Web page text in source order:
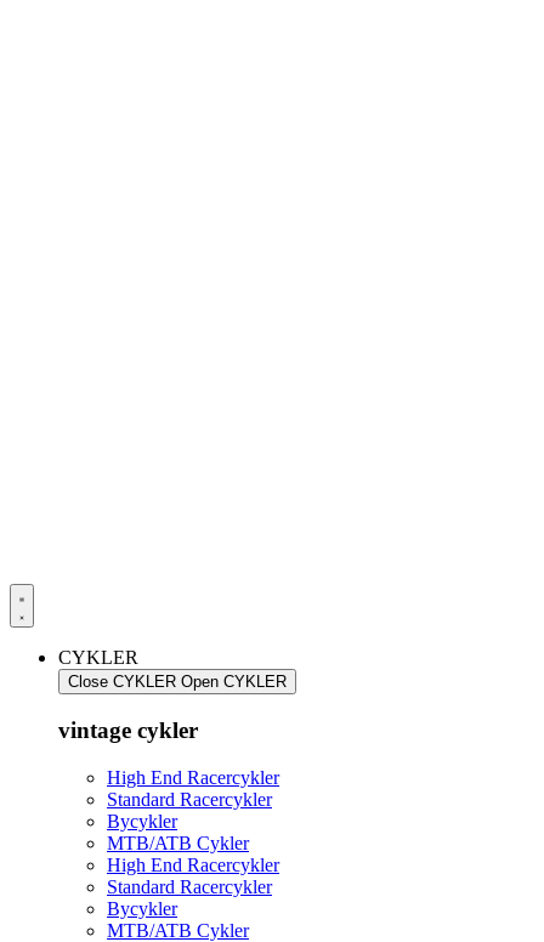
CYKLER
Close CYKLER Open CYKLER
vintage cykler
High End Racercykler
Standard Racercykler
Bycykler
MTB/ATB Cykler
High End Racercykler
Standard Racercykler
Bycykler
MTB/ATB Cykler